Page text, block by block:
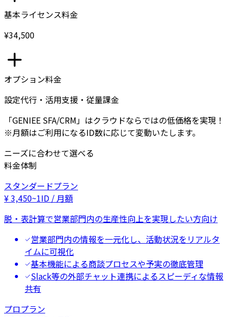
基本ライセンス料金
¥34,500
オプション料金
設定代行・活用支援・従量課金
「GENIEE SFA/CRM」はクラウドならではの低価格を実現！
※月額はご利用になるID数に応じて変動いたします。
ニーズに合わせて選べる
料金体制
スタンダードプラン
¥3,450~1ID / 月額
脱・表計算で営業部門内の生産性向上を実現したい方向け
営業部門内の情報を一元化し、活動状況をリアルタ
イムに可視化
基本機能による商談プロセスや予実の徹底管理
Slack等の外部チャット連携によるスピーディな情報
共有
プロプラン